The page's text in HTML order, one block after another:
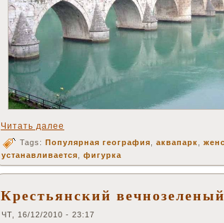
Читать далее
Tags: Популярная география аквапарк
устанавливается
фигурка
Крестьянский
ЧТ, 16/12/2010 - 23:17